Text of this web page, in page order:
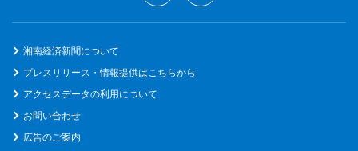
湘南経済新聞について
プレスリリース・情報提供はこちらから
アクセスデータの利用について
お問い合わせ
広告のご案内